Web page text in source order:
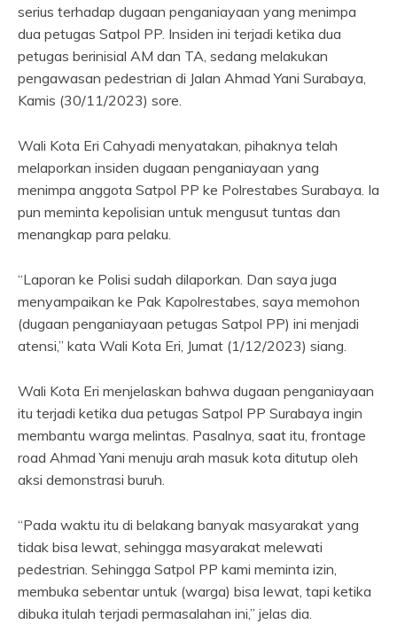
serius terhadap dugaan penganiayaan yang menimpa
dua petugas Satpol PP. Insiden ini terjadi ketika dua
petugas berinisial AM dan TA, sedang melakukan
pengawasan pedestrian di Jalan Ahmad Yani Surabaya,
Kamis (30/11/2023) sore.
Wali Kota Eri Cahyadi menyatakan, pihaknya telah
melaporkan insiden dugaan penganiayaan yang
menimpa anggota Satpol PP ke Polrestabes Surabaya. Ia
pun meminta kepolisian untuk mengusut tuntas dan
menangkap para pelaku.
“Laporan ke Polisi sudah dilaporkan. Dan saya juga
menyampaikan ke Pak Kapolrestabes, saya memohon
(dugaan penganiayaan petugas Satpol PP) ini menjadi
atensi,” kata Wali Kota Eri, Jumat (1/12/2023) siang.
Wali Kota Eri menjelaskan bahwa dugaan penganiayaan
itu terjadi ketika dua petugas Satpol PP Surabaya ingin
membantu warga melintas. Pasalnya, saat itu, frontage
road Ahmad Yani menuju arah masuk kota ditutup oleh
aksi demonstrasi buruh.
“Pada waktu itu di belakang banyak masyarakat yang
tidak bisa lewat, sehingga masyarakat melewati
pedestrian. Sehingga Satpol PP kami meminta izin,
membuka sebentar untuk (warga) bisa lewat, tapi ketika
dibuka itulah terjadi permasalahan ini,” jelas dia.